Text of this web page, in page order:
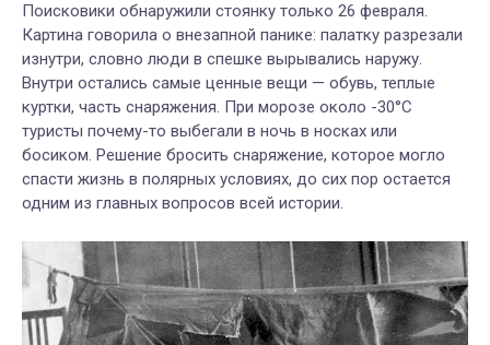
Поисковики обнаружили стоянку только 26 февраля.
Картина говорила о внезапной панике: палатку разрезали
изнутри, словно люди в спешке вырывались наружу.
Внутри остались самые ценные вещи — обувь, теплые
куртки, часть снаряжения. При морозе около -30°C
туристы почему-то выбегали в ночь в носках или
босиком. Решение бросить снаряжение, которое могло
спасти жизнь в полярных условиях, до сих пор остается
одним из главных вопросов всей истории.